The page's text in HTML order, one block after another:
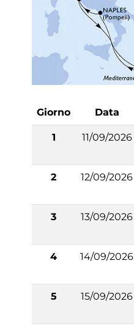
Giorno Data
1 11/09/2026
2 12/09/2026
3 13/09/2026
4 14/09/2026
5 15/09/2026